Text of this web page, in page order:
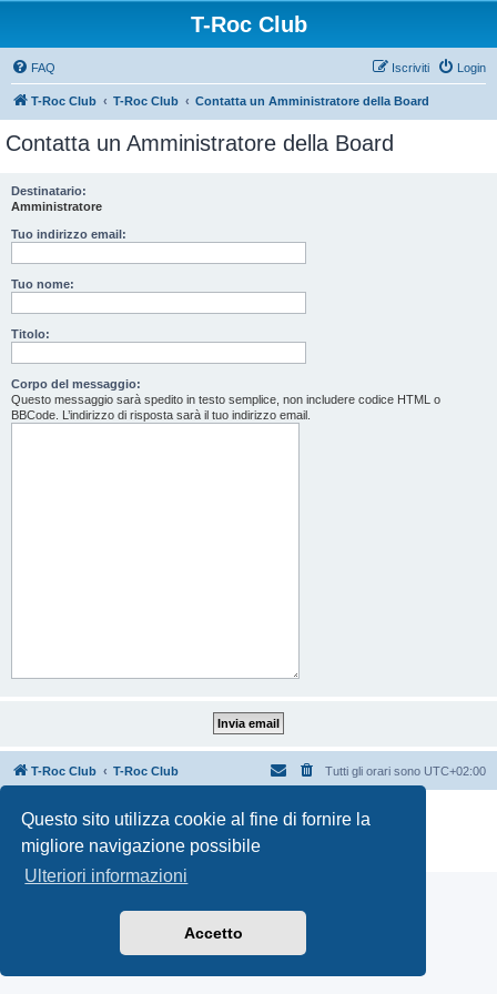
Questo sito utilizza cookie al fine di fornire la
migliore navigazione possibile
Ulteriori informazioni
Accetto
T-Roc Club
FAQ Login
Iscriviti
T-Roc Club T-Roc Club Contatta un Amministratore della Board
Contatta un Amministratore della Board
Destinatario:
Amministratore
Tuo indirizzo email:
Tuo nome:
Titolo:
Corpo del messaggio:
Questo messaggio sarà spedito in testo semplice, non includere codice HTML o
BBCode. L’indirizzo di risposta sarà il tuo indirizzo email.
T-Roc Club T-Roc Club Tutti gli orari sono UTC+02:00
Creato da
® Forum Software © phpBB Limited
Privacy|Condizioni